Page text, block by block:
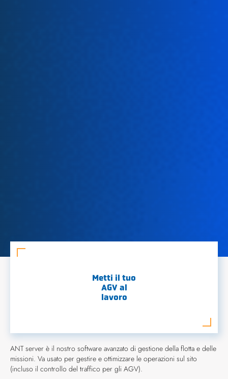
Metti il tuo
AGV al
lavoro
ANT server è il nostro software avanzato di gestione della flotta e delle
missioni. Va usato per gestire e ottimizzare le operazioni sul sito
(incluso il controllo del traffico per gli AGV).